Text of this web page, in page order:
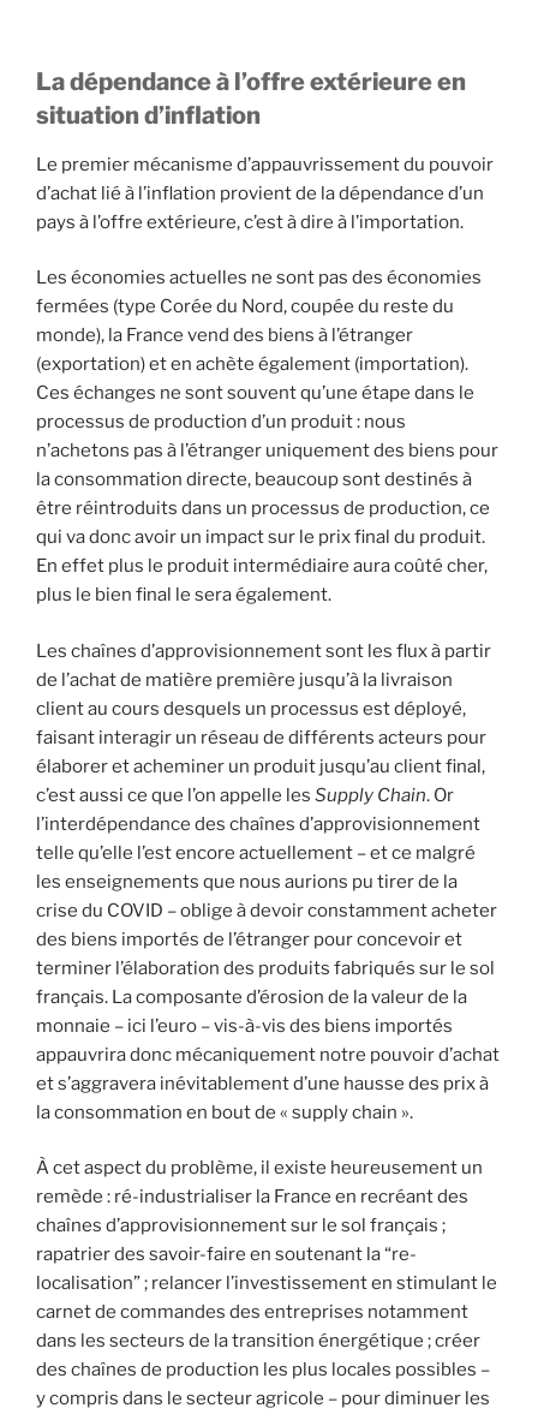
La dépendance à l’offre extérieure en
situation d’inflation
Le premier mécanisme d’appauvrissement du pouvoir
d’achat lié à l’inflation provient de la dépendance d’un
pays à l’offre extérieure, c’est à dire à l’importation.
Les économies actuelles ne sont pas des économies
fermées (type Corée du Nord, coupée du reste du
monde), la France vend des biens à l’étranger
(exportation) et en achète également (importation).
Ces échanges ne sont souvent qu’une étape dans le
processus de production d’un produit : nous
n’achetons pas à l’étranger uniquement des biens pour
la consommation directe, beaucoup sont destinés à
être réintroduits dans un processus de production, ce
qui va donc avoir un impact sur le prix final du produit.
En effet plus le produit intermédiaire aura coûté cher,
plus le bien final le sera également.
Les chaînes d’approvisionnement sont les flux à partir
de l’achat de matière première jusqu’à la livraison
client au cours desquels un processus est déployé,
faisant interagir un réseau de différents acteurs pour
élaborer et acheminer un produit jusqu’au client final,
c’est aussi ce que l’on appelle les Supply Chain. Or
l’interdépendance des chaînes d’approvisionnement
telle qu’elle l’est encore actuellement – et ce malgré
les enseignements que nous aurions pu tirer de la
crise du COVID – oblige à devoir constamment acheter
des biens importés de l’étranger pour concevoir et
terminer l’élaboration des produits fabriqués sur le sol
français. La composante d’érosion de la valeur de la
monnaie – ici l’euro – vis-à-vis des biens importés
appauvrira donc mécaniquement notre pouvoir d’achat
et s’aggravera inévitablement d’une hausse des prix à
la consommation en bout de « supply chain ».
À cet aspect du problème, il existe heureusement un
remède : ré-industrialiser la France en recréant des
chaînes d’approvisionnement sur le sol français ;
rapatrier des savoir-faire en soutenant la “re-
localisation” ; relancer l’investissement en stimulant le
carnet de commandes des entreprises notamment
dans les secteurs de la transition énergétique ; créer
des chaînes de production les plus locales possibles –
y compris dans le secteur agricole – pour diminuer les